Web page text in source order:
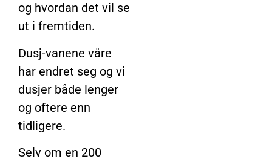
og hvordan det vil se
ut i fremtiden.
Dusj-vanene våre
har endret seg og vi
dusjer både lenger
og oftere enn
tidligere.
Selv om en 200